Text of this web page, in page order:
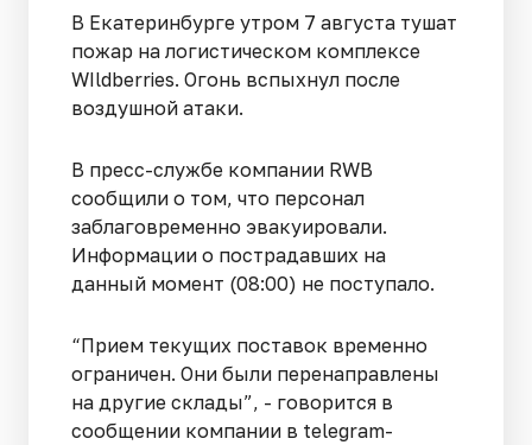
В Екатеринбурге утром 7 августа тушат
пожар на логистическом комплексе
WIldberries. Огонь вспыхнул после
воздушной атаки.
В пресс-службе компании RWB
сообщили о том, что персонал
заблаговременно эвакуировали.
Информации о пострадавших на
данный момент (08:00) не поступало.
“Прием текущих поставок временно
ограничен. Они были перенаправлены
на другие склады”, - говорится в
сообщении компании в telegram-